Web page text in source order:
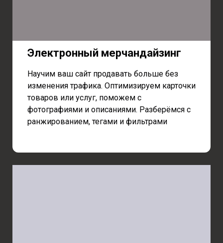
Электронный мерчандайзинг
Научим ваш сайт продавать больше без
изменения трафика. Оптимизируем карточки
товаров или услуг, поможем с
фотографиями и описаниями. Разберёмся с
ранжированием, тегами и фильтрами